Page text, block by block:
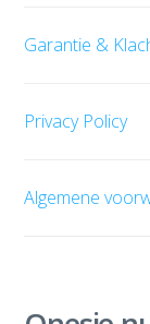
Garantie &
Privacy Policy
Algemene